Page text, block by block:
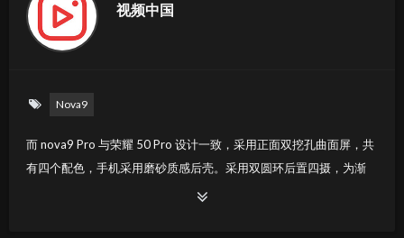
视频中国
Nova9
而 nova9 Pro 与荣耀 50 Pro 设计一致，采用正面双挖孔曲面屏，共
有四个配色，手机采用磨砂质感后壳。采用双圆环后置四摄，为渐
变色后盖，搭载鸿蒙HarmonyOS。标准版配备 4500mAh 电池，支